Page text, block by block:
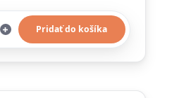
Pridať do košíka